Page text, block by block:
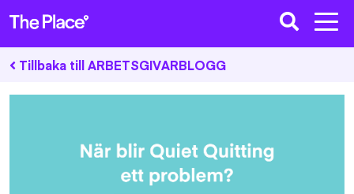
Tillbaka till ARBETSGIVARBLOGG